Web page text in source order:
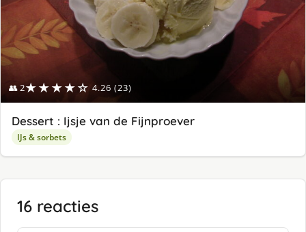
👥 2★★★★☆ 4.26 (23)
Dessert : Ijsje van de Fijnproever
IJs & sorbets
16 reacties